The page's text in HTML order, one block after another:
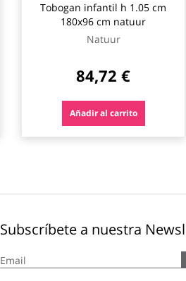
Tobogan infantil h 1.05 cm
180x96 cm natuur
Natuur
84,72 €
Añadir al carrito
Subscríbete a nuestra
a